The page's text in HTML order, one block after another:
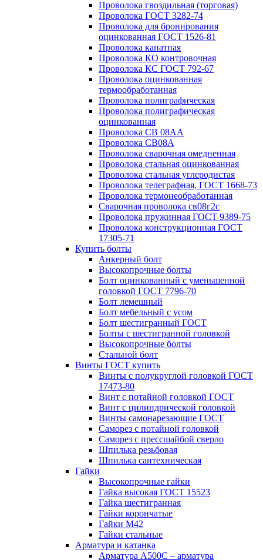
Проволока гвоздильная (торговая)
Проволока ГОСТ 3282-74
Проволока для бронирования
оцинкованная ГОСТ 1526-81
Проволока канатная
Проволока КО контровочная
Проволока КС ГОСТ 792-67
Проволока оцинкованная
термообработанная
Проволока полиграфическая
Проволока полиграфическая
оцинкованная
Проволока СВ 08АА
Проволока СВ08А
Проволока сварочная омедненная
Проволока стальная оцинкованная
Проволока стальная углеродистая
Проволока телеграфная, ГОСТ 1668-73
Проволока термонеобработанная
Сварочная проволока св08г2с
Проволока пружинная ГОСТ 9389-75
Проволока конструкционная ГОСТ
17305-71
Купить болты
Анкерный болт
Высокопрочные болты
Болт оцинкованный с уменьшенной
головкой ГОСТ 7796-70
Болт лемешный
Болт мебельный с усом
Болт шестигранный ГОСТ
Болты с шестигранной головкой
Высокопрочные болты
Стальной болт
Винты ГОСТ купить
Винты с полукруглой головкой ГОСТ
17473-80
Винт с потайной головкой ГОСТ
Винт с цилиндрической головкой
Винты самонарезающие ГОСТ
Саморез с потайной головкой
Саморез с прессшайбой сверло
Шпилька резьбовая
Шпилька сантехническая
Гайки
Высокопрочные гайки
Гайка высокая ГОСТ 15523
Гайка шестигранная
Гайки корончатые
Гайки М42
Гайки стальные
Арматура и катанка
Арматура А500С – арматура